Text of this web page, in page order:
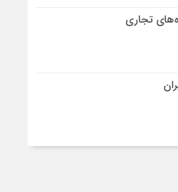
تجاری